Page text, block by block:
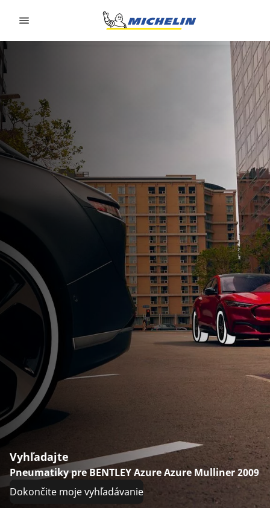
Vyhľadajte
Pneumatiky pre BENTLEY Azure Azure Mulliner 2009
Dokončite moje vyhľadávanie